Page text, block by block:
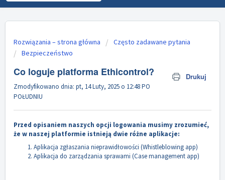
Rozwiązania – strona główna
Często zadawane pytania
Bezpieczeństwo
Co loguje platforma Ethicontrol? Drukuj
Zmodyfikowano dnia: pt, 14 Luty, 2025 o 12:48 PO
POŁUDNIU
Przed opisaniem naszych opcji logowania musimy zrozumieć,
że w naszej platformie istnieją dwie różne aplikacje:
Aplikacja zgłaszania nieprawidłowości (Whistleblowing app)
Aplikacja do zarządzania sprawami (Case management app)